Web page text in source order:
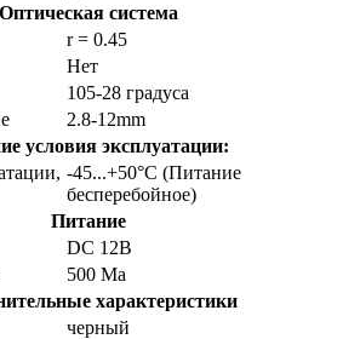
Оптическая система
r = 0.45
Нет
105-28 градуса
2.8-12mm
условия эксплуатации:
-45...+50°С (Питание
бесперебойное)
Питание
DC 12В
500 Ма
характеристики
черный